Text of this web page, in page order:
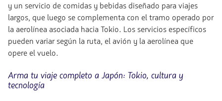
y un servicio de comidas y bebidas diseñado para viajes
largos, que luego se complementa con el tramo operado por
la aerolínea asociada hacia Tokio. Los servicios específicos
pueden variar según la ruta, el avión y la aerolínea que
opere el vuelo.
Arma tu viaje completo a Japón: Tokio, cultura y
tecnología